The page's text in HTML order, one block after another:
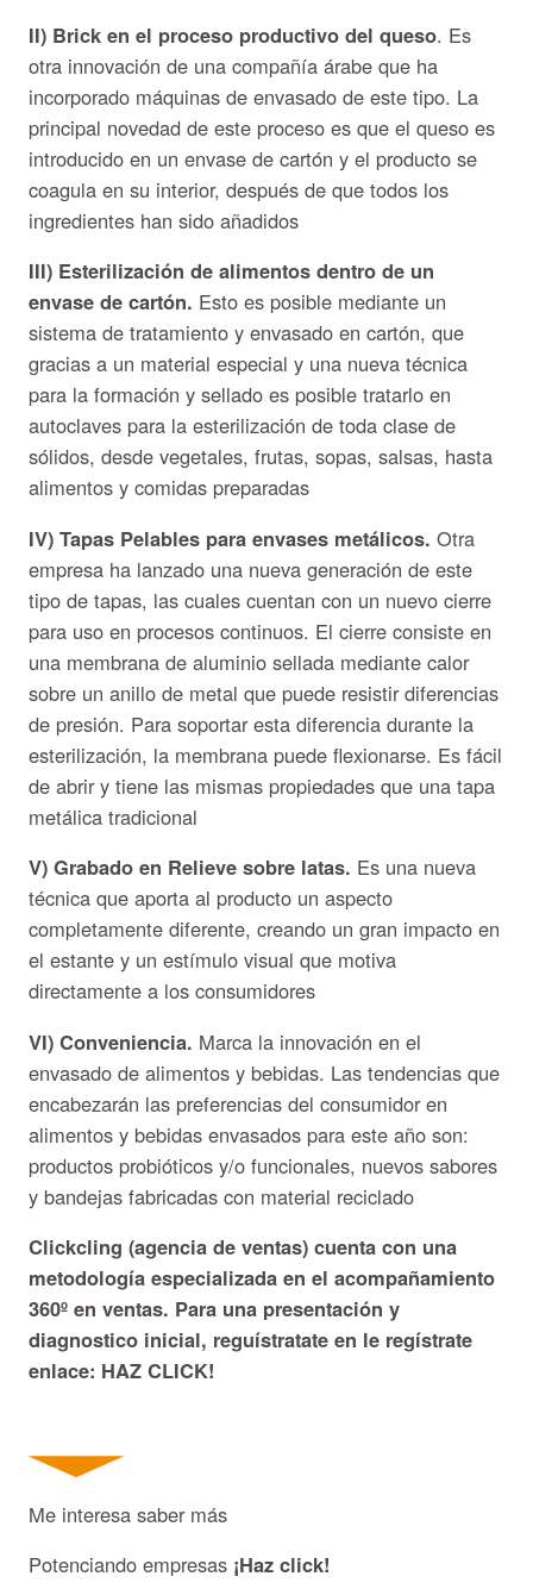
II) Brick en el proceso productivo del queso. Es
otra innovación de una compañía árabe que ha
incorporado máquinas de envasado de este tipo. La
principal novedad de este proceso es que el queso es
introducido en un envase de cartón y el producto se
coagula en su interior, después de que todos los
ingredientes han sido añadidos
III) Esterilización de alimentos dentro de un
envase de cartón. Esto es posible mediante un
sistema de tratamiento y envasado en cartón, que
gracias a un material especial y una nueva técnica
para la formación y sellado es posible tratarlo en
autoclaves para la esterilización de toda clase de
sólidos, desde vegetales, frutas, sopas, salsas, hasta
alimentos y comidas preparadas
IV) Tapas Pelables para envases metálicos. Otra
empresa ha lanzado una nueva generación de este
tipo de tapas, las cuales cuentan con un nuevo cierre
para uso en procesos continuos. El cierre consiste en
una membrana de aluminio sellada mediante calor
sobre un anillo de metal que puede resistir diferencias
de presión. Para soportar esta diferencia durante la
esterilización, la membrana puede flexionarse. Es fácil
de abrir y tiene las mismas propiedades que una tapa
metálica tradicional
V) Grabado en Relieve sobre latas. Es una nueva
técnica que aporta al producto un aspecto
completamente diferente, creando un gran impacto en
el estante y un estímulo visual que motiva
directamente a los consumidores
VI) Conveniencia. Marca la innovación en el
envasado de alimentos y bebidas. Las tendencias que
encabezarán las preferencias del consumidor en
alimentos y bebidas envasados para este año son:
productos probióticos y/o funcionales, nuevos sabores
y bandejas fabricadas con material reciclado
Clickcling (agencia de ventas) cuenta con una
metodología especializada en el acompañamiento
360º en ventas. Para una presentación y
diagnostico inicial, reguístratate en le regístrate
enlace: HAZ CLICK!
Me interesa saber más
Potenciando empresas ¡Haz click!